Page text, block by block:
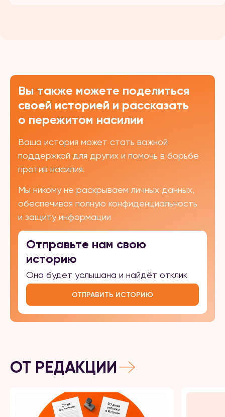
Вы также можете поделиться
своей историей и рассказать
о пережитом насилии
Ваша история может стать важной
поддержкой для других и помочь в борьбе
против насилия.
Мы никому не раскрываем личных данных,
обеспечивая полную конфиденциальность
и защиту информации
Отправьте нам свою
историю
Она будет услышана и найдёт отклик
ОТПРАВИТЬ ИСТОРИЮ
ОТ РЕДАКЦИИ